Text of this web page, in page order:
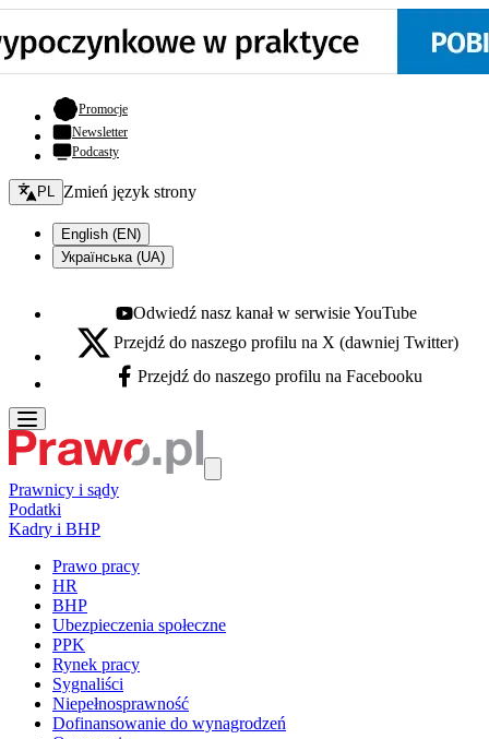
Promocje- otwiera się w nowej karcie
Newsletter
Podcasty
Zmień język - bieżący:
PL Zmień język strony
English (EN)
Українська (UA)
Youtube - otwiera się w nowej karcie
Odwiedź nasz kanał w serwisie YouTube
X - otwiera się w nowej karcie
Przejdź do naszego profilu na X (dawniej Twitter)
Facebook - otwiera się w nowej karcie
Przejdź do naszego profilu na Facebooku
Prawnicy i sądy
Podatki
Kadry i BHP
Prawo pracy
HR
BHP
Ubezpieczenia społeczne
PPK
Rynek pracy
Sygnaliści
Niepełnosprawność
Dofinansowanie do wynagrodzeń